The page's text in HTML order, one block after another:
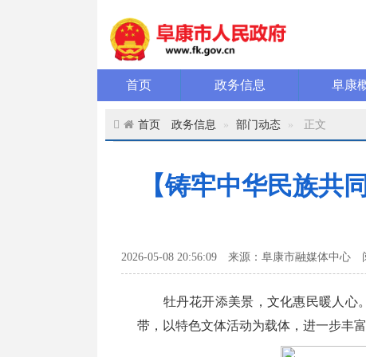
首页 政务信息 阜康
首页 政务信息 部门动态 正文
【铸牢中华民族
2026-05-08 20:56:09 来源：阜康市融媒体中心
牡丹花开添美景，文化惠民暖人心。
带，以特色文体活动为载体，进一步丰